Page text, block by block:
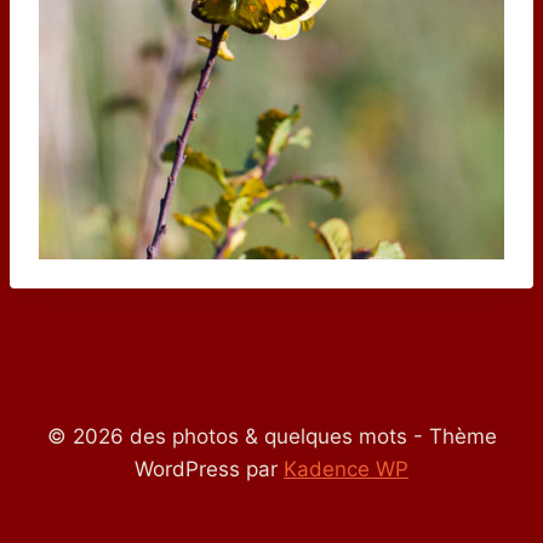
© 2026 des photos & quelques mots - Thème
WordPress par Kadence WP